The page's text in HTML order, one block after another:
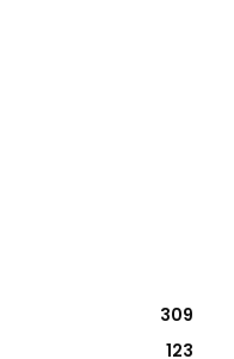
309
123